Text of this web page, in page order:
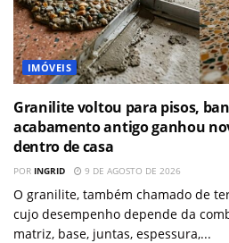
IMÓVEIS
Granilite voltou para pisos,
acabamento antigo ganhou
dentro de casa
POR INGRID 9 DE AGOSTO DE 2026
O granilite, também chamado de
cujo desempenho depende da
matriz, base, juntas, espessura,...